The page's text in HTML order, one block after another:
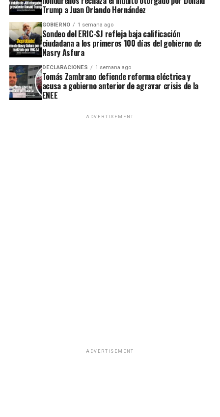
Trump a Juan Orlando Hernández
GOBIERNO 1 semana ago
Sondeo del ERIC-SJ refleja baja calificación
ciudadana a los primeros 100 días del gobierno de
Nasry Asfura
DECLARACIONES 1 semana ago
Tomás Zambrano defiende reforma eléctrica y
acusa a gobierno anterior de agravar crisis de la
ENEE
ADVERTISEMENT
ADVERTISEMENT